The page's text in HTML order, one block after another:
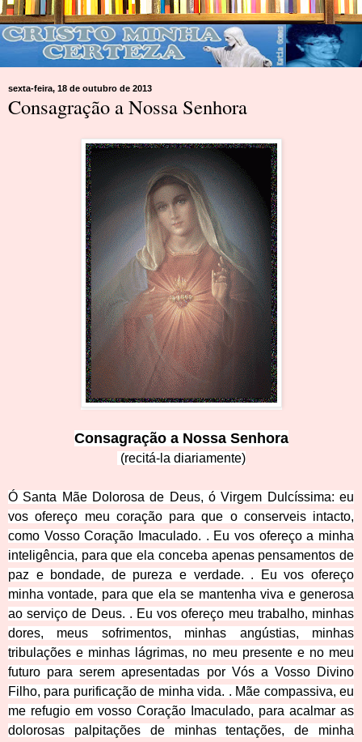
sexta-feira, 18 de outubro de 2013
Consagração a Nossa Senhora
Consagração a Nossa Senhora
(recitá-la diariamente)
Ó Santa Mãe Dolorosa de Deus, ó Virgem Dulcíssima: eu
vos ofereço meu coração para que o conserveis intacto,
como Vosso Coração Imaculado. . Eu vos ofereço a minha
inteligência, para que ela conceba apenas pensamentos de
paz e bondade, de pureza e verdade. . Eu vos ofereço
minha vontade, para que ela se mantenha viva e generosa
ao serviço de Deus. . Eu vos ofereço meu trabalho, minhas
dores, meus sofrimentos, minhas angústias, minhas
tribulações e minhas lágrimas, no meu presente e no meu
futuro para serem apresentadas por Vós a Vosso Divino
Filho, para purificação de minha vida. . Mãe compassiva, eu
me refugio em vosso Coração Imaculado, para acalmar as
dolorosas palpitações de minhas tentações, de minha